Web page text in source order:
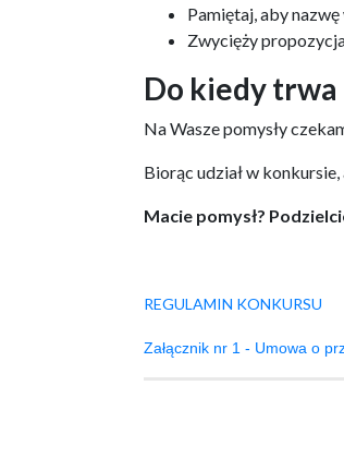
Pamiętaj, aby
Zwycięży
Do kiedy trwa
Na Wasze pomysły
Biorąc udział w
Macie pomysł?
REGULAMIN KONKURSU
Załącznik nr 1 - Umowa o